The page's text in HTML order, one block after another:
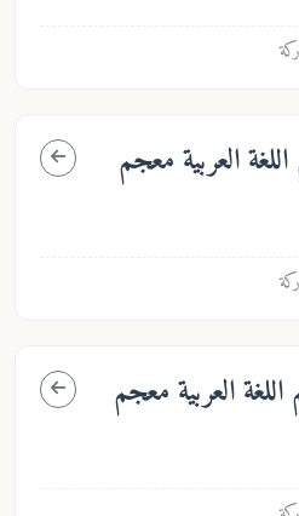
العربية معجم
العربية معجم